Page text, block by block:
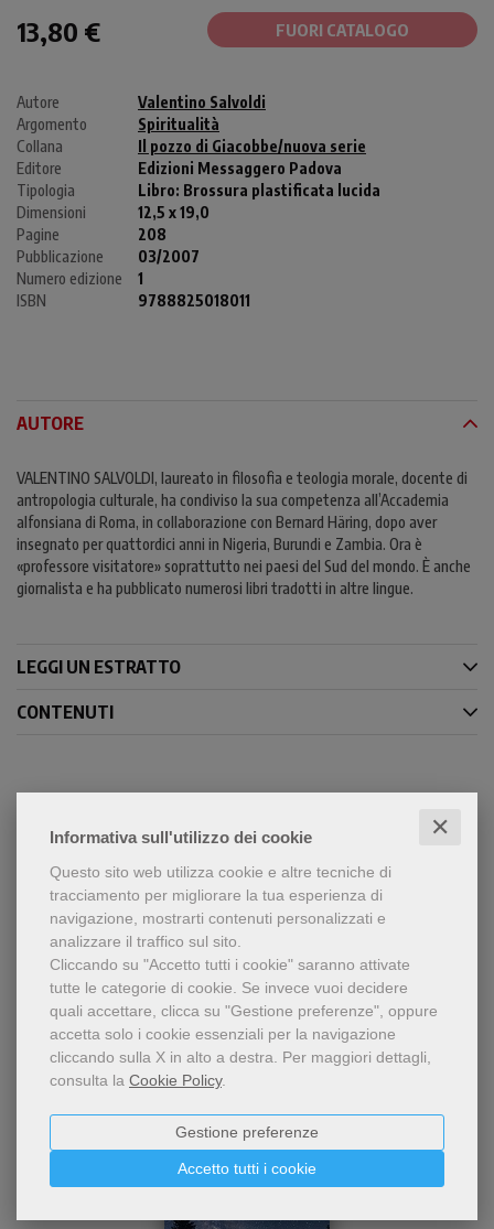
Informativa sull'utilizzo dei cookie ✕
Questo sito web utilizza cookie e altre tecniche di
tracciamento per migliorare la tua esperienza di
navigazione, mostrarti contenuti personalizzati e
analizzare il traffico sul sito.
Cliccando su "Accetto tutti i cookie" saranno attivate
tutte le categorie di cookie. Se invece vuoi decidere
quali accettare, clicca su "Gestione preferenze", oppure
accetta solo i cookie essenziali per la navigazione
cliccando sulla X in alto a destra. Per maggiori dettagli,
consulta la Cookie Policy.
Accetto tutti i cookie
Gestione preferenze
13,80 € FUORI CATALOGO
Autore
Valentino Salvoldi
Argomento
Spiritualità
Collana
Il pozzo di Giacobbe/nuova serie
Editore
Edizioni Messaggero Padova
Tipologia
Libro: Brossura plastificata lucida
Dimensioni
12,5 x 19,0
Pagine
208
Pubblicazione
03/2007
Numero edizione
1
ISBN
9788825018011
AUTORE
VALENTINO SALVOLDI, laureato in filosofia e teologia morale, docente di
antropologia culturale, ha condiviso la sua competenza all’Accademia
alfonsiana di Roma, in collaborazione con Bernard Häring, dopo aver
insegnato per quattordici anni in Nigeria, Burundi e Zambia. Ora è
«professore visitatore» soprattutto nei paesi del Sud del mondo. È anche
giornalista e ha pubblicato numerosi libri tradotti in altre lingue.
LEGGI UN ESTRATTO
CONTENUTI
Dello stesso autore